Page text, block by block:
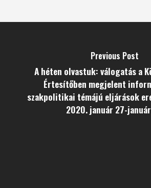
Previous Post
A héten olvastuk: válogatás a
Értesítőben megjelent
szakpolitikai témájú eljárások
2020. január 27-